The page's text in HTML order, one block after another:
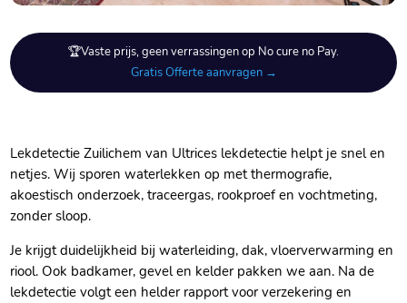
🏆Vaste prijs, geen verrassingen op No cure no Pay.
Gratis Offerte aanvragen →
Lekdetectie Zuilichem van Ultrices lekdetectie helpt je snel en
netjes. Wij sporen waterlekken op met thermografie,
akoestisch onderzoek, traceergas, rookproef en vochtmeting,
zonder sloop.
Je krijgt duidelijkheid bij waterleiding, dak, vloerverwarming en
riool. Ook badkamer, gevel en kelder pakken we aan. Na de
lekdetectie volgt een helder rapport voor verzekering en